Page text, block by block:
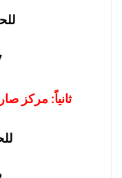
ثانياً: مركز